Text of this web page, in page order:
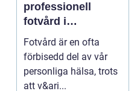
professionell
fotvård i
Helsingborg
Fotvård är en ofta
förbisedd del av vår
personliga hälsa, trots
att v&ari...